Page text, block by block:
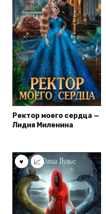
Ректор моего сердца —
Лидия Миленина